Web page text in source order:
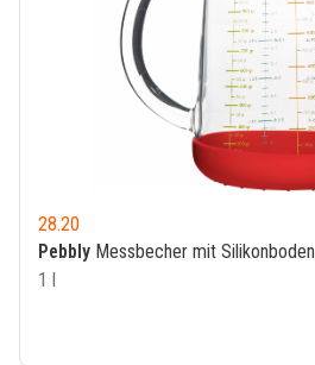
28.20
Pebbly Messbecher mit Silikonboden
1 l